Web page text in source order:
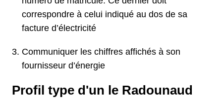
correspondre à celui indiqué au dos de sa
facture d’électricité
Communiquer les chiffres affichés à son
fournisseur d’énergie
Profil type d'un le Radounaud